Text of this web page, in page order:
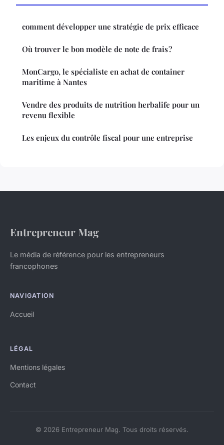
comment développer une stratégie de prix efficace
Où trouver le bon modèle de note de frais ?
MonCargo, le spécialiste en achat de container
maritime à Nantes
Vendre des produits de nutrition herbalife pour un
revenu flexible
Les enjeux du contrôle fiscal pour une entreprise
Entrepreneur Mag
Le média de référence pour les entrepreneurs
francophones
NAVIGATION
Accueil
LÉGAL
Mentions légales
Contact
© 2026 Entrepreneur Mag. Tous droits réservés.